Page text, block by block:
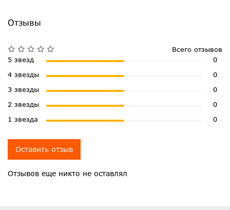
Отзывы
Отзывов еще никто не оставлял
Всего отзывов
5 звезд
0
4 звезды
0
3 звезды
0
2 звезды
0
1 звезда
0
Оставить отзыв